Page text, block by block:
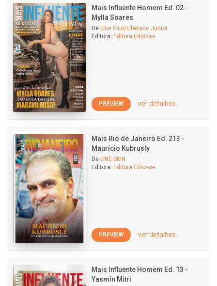
Mais Influente Homem Ed. 02 -
Mylla Soares
De Line Skin/Liberado Junior
Editora: Editora Edicase
PREVIEW ver detalhes
Mais Rio de Janeiro Ed. 213 -
Maurício Kubrusly
De LINE SKIN
Editora: Editora Edicase
PREVIEW ver detalhes
Mais Influente Homem Ed. 13 -
Yasmin Mitri